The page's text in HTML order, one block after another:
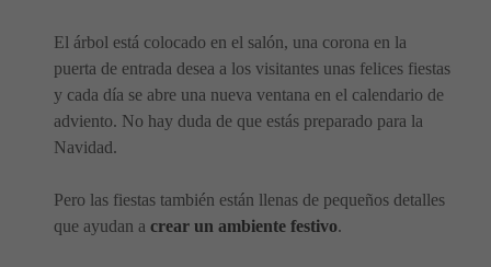
El árbol está colocado en el salón, una corona en la
puerta de entrada desea a los visitantes unas felices fiestas
y cada día se abre una nueva ventana en el calendario de
adviento. No hay duda de que estás preparado para la
Navidad.
Pero las fiestas también están llenas de pequeños detalles
que ayudan a crear un ambiente festivo.